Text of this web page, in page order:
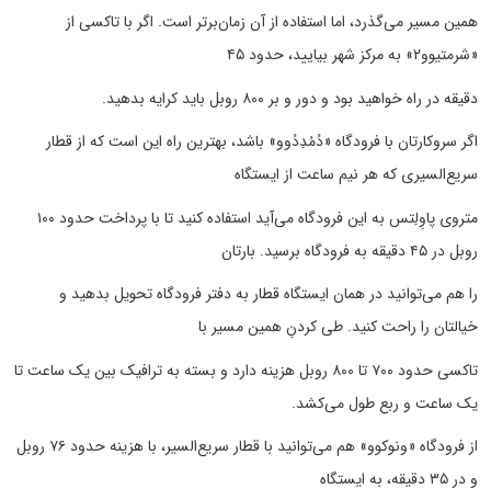
همین مسیر می‌گذرد، اما استفاده از آن زمان‌برتر است. اگر با تاکسی از
«شرمتیوو‌۲» به مرکز شهر بیایید، حدود ۴۵
دقیقه در راه خواهید بود و دور و بر ۸۰۰ روبل باید کرایه بدهید.
اگر سروکارتان با فرودگاه «دُمُدِدُوو» باشد، بهترین راه این است که از قطار
سریع‌السیری که هر نیم ساعت از ایستگاه
متروی پاوِلِتس به این فرودگاه می‌آید استفاده کنید تا با پرداخت حدود ۱۰۰
روبل در ۴۵ دقیقه به فرودگاه برسید. بارتان
را هم می‌توانید در همان ایستگاه قطار به دفتر فرودگاه تحویل بدهید و
خیالتان را راحت کنید. طی کردنِ همین مسیر با
تاکسی حدود ۷۰۰ تا ۸۰۰ روبل هزینه دارد و بسته به ترافیک بین یک ساعت تا
یک ساعت و ربع طول می‌کشد.
از فرودگاه «ونوکوو» هم می‌توانید با قطار سریع‌السیر، با هزینه‌ حدود ۷۶ روبل
و در ۳۵ دقیقه، به ایستگاه